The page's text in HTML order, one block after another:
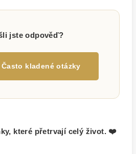
jste odpověď?
Často kladené otázky
které přetrvají celý život. ❤️